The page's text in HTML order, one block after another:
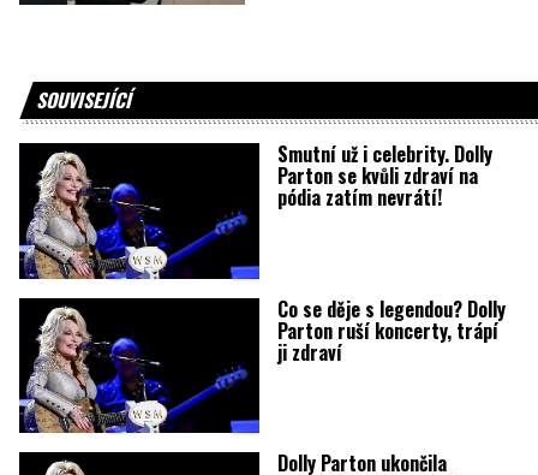
SOUVISEJÍCÍ
Smutní už i celebrity. Dolly
Parton se kvůli zdraví na
pódia zatím nevrátí!
Co se děje s legendou? Dolly
Parton ruší koncerty, trápí
ji zdraví
Dolly Parton ukončila